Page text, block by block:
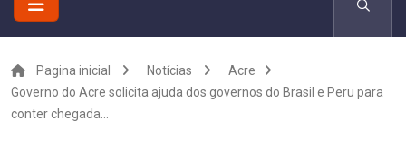
Pagina inicial Notícias
Acre
Governo do Acre solicita ajuda dos governos do Brasil e Peru para
conter chegada...